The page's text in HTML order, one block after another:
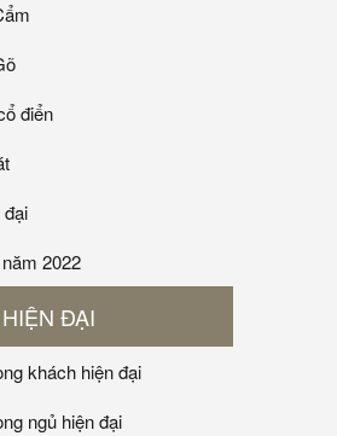
điển
đại
2022
ĐẠI
khách hiện đại
ngủ hiện đại